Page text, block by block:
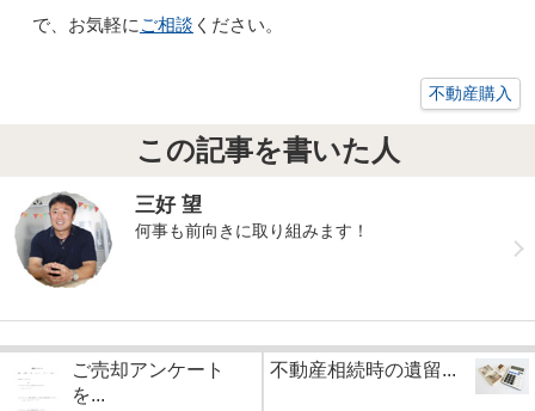
で、お気軽にご相談 ください。
不動産購入
この記事を書いた人
三好 望
何事も前向きに取り組みます！
ご売却アンケート
を...
不動産相続時の遺留...